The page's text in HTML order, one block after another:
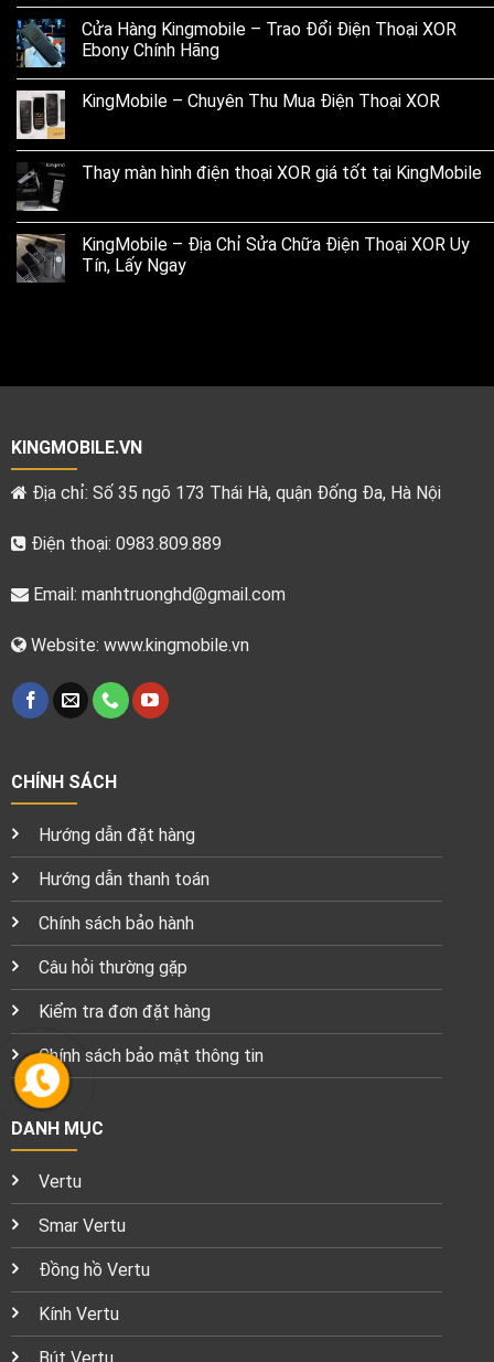
Cửa Hàng Kingmobile – Trao Đổi Điện Thoại XOR
Ebony Chính Hãng
KingMobile – Chuyên Thu Mua Điện Thoại XOR
Thay màn hình điện thoại XOR giá tốt tại KingMobile
KingMobile – Địa Chỉ Sửa Chữa Điện Thoại XOR Uy
Tín, Lấy Ngay
KINGMOBILE.VN
Địa chỉ: Số 35 ngõ 173 Thái Hà, quận Đống Đa, Hà Nội
Điện thoại: 0983.809.889
Email: manhtruonghd@gmail.com
Website: www.kingmobile.vn
CHÍNH SÁCH
Hướng dẫn đặt hàng
Hướng dẫn thanh toán
Chính sách bảo hành
Câu hỏi thường gặp
Kiểm tra đơn đặt hàng
Chính sách bảo mật thông tin
DANH MỤC
Vertu
Smar Vertu
Đồng hồ Vertu
Kính Vertu